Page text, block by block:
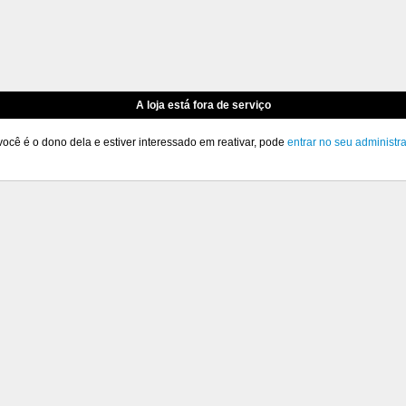
A loja está fora de serviço
é o dono dela e estiver interessado em reativar, pode entrar no seu